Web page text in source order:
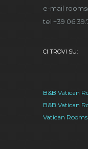
e-mail
tel +39
CI TROVI SU:
B&B Vatican
B&B Vatican
Vatican Rooms